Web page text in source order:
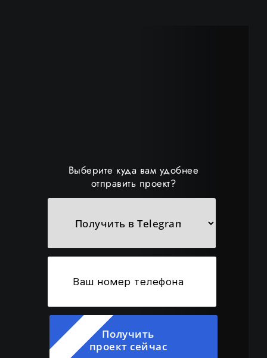
Выберите куда вам удобнее
отправить проект?
Получить
проект сейчас